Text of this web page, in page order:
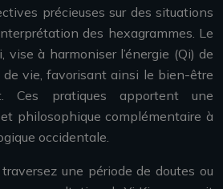
précieuses sur des situations
des hexagrammes. Le
vise à harmoniser l’énergie (Qi) de
vie, favorisant ainsi le bien-être
Ces pratiques apportent une
philosophique complémentaire à
occidentale.
une période de doutes ou